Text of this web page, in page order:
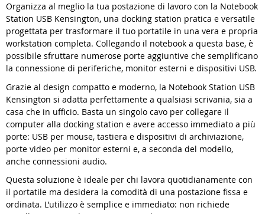
Organizza al meglio la tua postazione di lavoro con la Notebook
Station USB Kensington, una docking station pratica e versatile
progettata per trasformare il tuo portatile in una vera e propria
workstation completa. Collegando il notebook a questa base, è
possibile sfruttare numerose porte aggiuntive che semplificano
la connessione di periferiche, monitor esterni e dispositivi USB.
Grazie al design compatto e moderno, la Notebook Station USB
Kensington si adatta perfettamente a qualsiasi scrivania, sia a
casa che in ufficio. Basta un singolo cavo per collegare il
computer alla docking station e avere accesso immediato a più
porte: USB per mouse, tastiera e dispositivi di archiviazione,
porte video per monitor esterni e, a seconda del modello,
anche connessioni audio.
Questa soluzione è ideale per chi lavora quotidianamente con
il portatile ma desidera la comodità di una postazione fissa e
ordinata. L’utilizzo è semplice e immediato: non richiede